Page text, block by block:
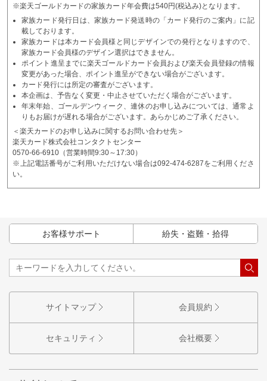
※楽天ゴールドカードの家族カード年会費は540円(税込み)となります。
家族カード発行日は、家族カード発送時の「カード発行のご案内」に記
載しております。
家族カードは本カード会員様と同じデザインでの発行となりますので、
家族カード会員様のデザイン選択はできません。
ポイント進呈までに楽天ゴールドカード会員および楽天会員登録の情報
変更があった場合、ポイント進呈ができない場合がございます。
カード発行には所定の審査がございます。
本企画は、予告なく変更・中止させていただく場合がございます。
年末年始、ゴールデンウィーク、連休のお申し込みについては、通常よ
りもお届けが遅れる場合がございます。あらかじめご了承ください。
＜楽天カードのお申し込みに関するお問い合わせ先＞
楽天カード株式会社コンタクトセンター
0570-66-6910（営業時間9:30～17:30）
※上記電話番号がご利用いただけない場合は092-474-6287をご利用くださ
い。
お客様サポート 紛失・盗難・拾得
サイトマップ 会員規約
セキュリティ 会社概要